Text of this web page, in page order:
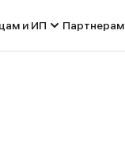
и ИП Партнерам